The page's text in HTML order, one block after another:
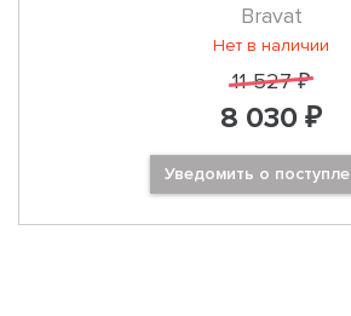
Bravat
Нет в наличии
11 527 ₽
8 030 ₽
Уведомить о